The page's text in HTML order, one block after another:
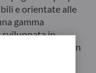
e orientate alle
gamma
in
ETF leader in